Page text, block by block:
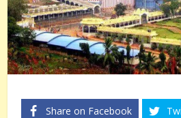
Share on Facebook